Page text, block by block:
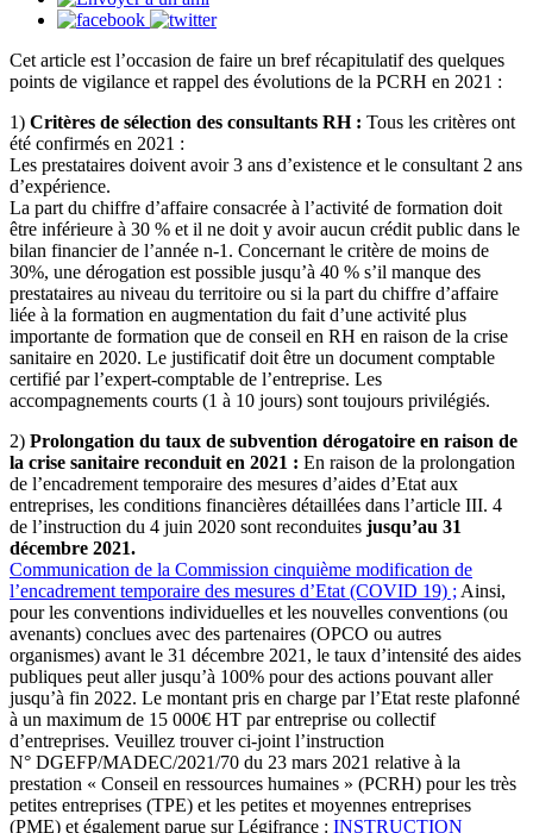
Cet article est l’occasion de faire un bref récapitulatif des quelques
points de vigilance et rappel des évolutions de la PCRH en 2021 :
1) Critères de sélection des consultants RH : Tous les critères ont
été confirmés en 2021 :
Les prestataires doivent avoir 3 ans d’existence et le consultant 2 ans
d’expérience.
La part du chiffre d’affaire consacrée à l’activité de formation doit
être inférieure à 30 % et il ne doit y avoir aucun crédit public dans le
bilan financier de l’année n-1. Concernant le critère de moins de
30%, une dérogation est possible jusqu’à 40 % s’il manque des
prestataires au niveau du territoire ou si la part du chiffre d’affaire
liée à la formation en augmentation du fait d’une activité plus
importante de formation que de conseil en RH en raison de la crise
sanitaire en 2020. Le justificatif doit être un document comptable
certifié par l’expert-comptable de l’entreprise. Les
accompagnements courts (1 à 10 jours) sont toujours privilégiés.
2) Prolongation du taux de subvention dérogatoire en raison de
la crise sanitaire reconduit en 2021 : En raison de la prolongation
de l’encadrement temporaire des mesures d’aides d’Etat aux
entreprises, les conditions financières détaillées dans l’article III. 4
de l’instruction du 4 juin 2020 sont reconduites jusqu’au 31
décembre 2021.
Communication de la Commission cinquième modification de
l’encadrement temporaire des mesures d’Etat (COVID 19) ; Ainsi,
pour les conventions individuelles et les nouvelles conventions (ou
avenants) conclues avec des partenaires (OPCO ou autres
organismes) avant le 31 décembre 2021, le taux d’intensité des aides
publiques peut aller jusqu’à 100% pour des actions pouvant aller
jusqu’à fin 2022. Le montant pris en charge par l’Etat reste plafonné
à un maximum de 15 000€ HT par entreprise ou collectif
d’entreprises. Veuillez trouver ci-joint l’instruction
N° DGEFP/MADEC/2021/70 du 23 mars 2021 relative à la
prestation « Conseil en ressources humaines » (PCRH) pour les très
petites entreprises (TPE) et les petites et moyennes entreprises
(PME) et également parue sur Légifrance : INSTRUCTION